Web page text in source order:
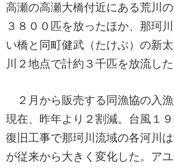
高瀬の高瀬大橋付近にある荒川
３８００匹を放ったほか、那珂
い橋と同町健武（たけぶ）の新
川２地点で計約３千匹を放流した
２月から販売する同漁協の入
現在、昨年より２割減。台風１
復旧工事で那珂川流域の各河川
が従来から大きく変化した。ア